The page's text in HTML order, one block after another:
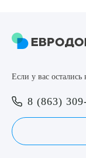
Если у вас
8 (863)
Выберите